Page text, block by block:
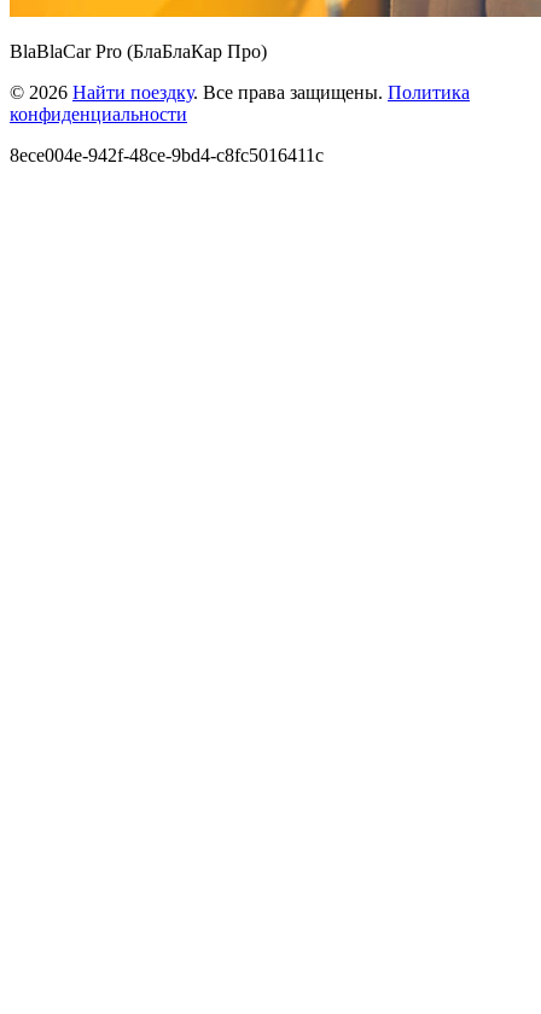
BlaBlaCar Pro (БлаБлаКар Про)
© 2026 Найти поездку. Все права защищены. Политика
конфиденциальности
8ece004e-942f-48ce-9bd4-c8fc5016411c